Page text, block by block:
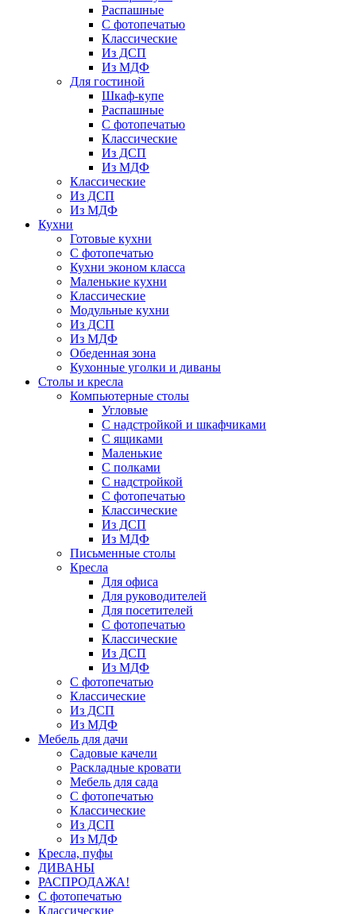
Распашные
С фотопечатью
Классические
Из ДСП
Из МДФ
Для гостиной
Шкаф-купе
Распашные
С фотопечатью
Классические
Из ДСП
Из МДФ
Классические
Из ДСП
Из МДФ
Кухни
Готовые кухни
С фотопечатью
Кухни эконом класса
Маленькие кухни
Классические
Модульные кухни
Из ДСП
Из МДФ
Обеденная зона
Кухонные уголки и диваны
Столы и кресла
Компьютерные столы
Угловые
С надстройкой и шкафчиками
С ящиками
Маленькие
С полками
С надстройкой
С фотопечатью
Классические
Из ДСП
Из МДФ
Письменные столы
Кресла
Для офиса
Для руководителей
Для посетителей
С фотопечатью
Классические
Из ДСП
Из МДФ
С фотопечатью
Классические
Из ДСП
Из МДФ
Мебель для дачи
Садовые качели
Раскладные кровати
Мебель для сада
С фотопечатью
Классические
Из ДСП
Из МДФ
Кресла, пуфы
ДИВАНЫ
РАСПРОДАЖА!
С фотопечатью
Классические